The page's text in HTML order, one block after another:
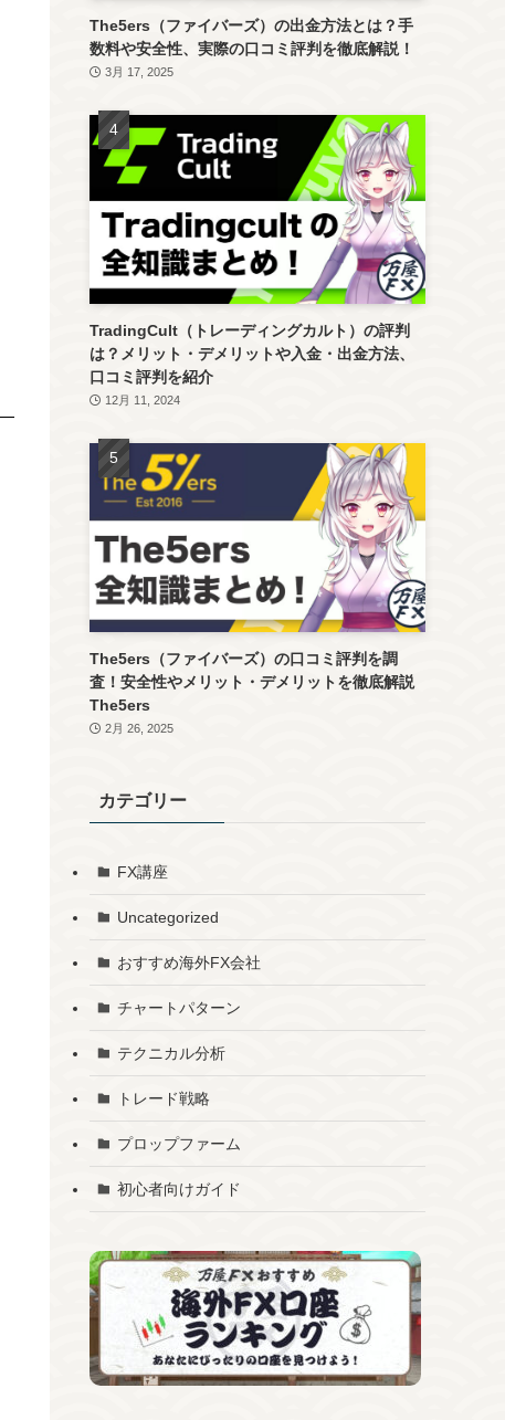
The5ers（ファイバーズ）の出金方法とは？手
数料や安全性、実際の口コミ評判を徹底解説！
3月 17, 2025
TradingCult（トレーディングカルト）の評判
は？メリット・デメリットや入金・出金方法、
口コミ評判を紹介
12月 11, 2024
The5ers（ファイバーズ）の口コミ評判を調
査！安全性やメリット・デメリットを徹底解説
The5ers
2月 26, 2025
カテゴリー
FX講座
Uncategorized
おすすめ海外FX会社
チャートパターン
テクニカル分析
トレード戦略
プロップファーム
初心者向けガイド